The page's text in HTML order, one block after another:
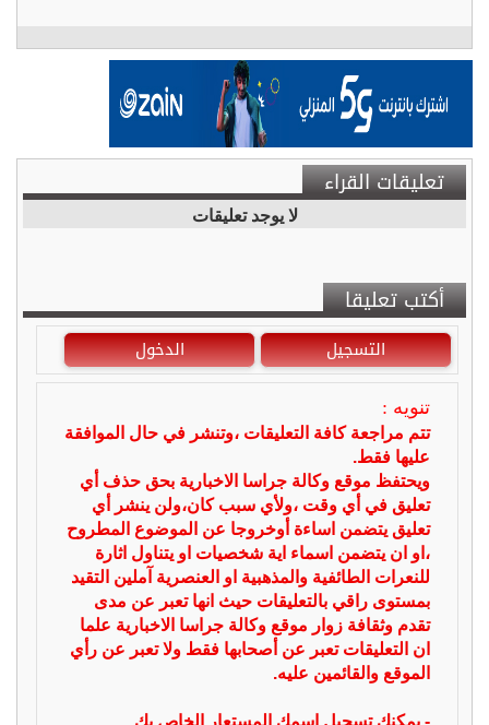
تعليقات القراء
لا يوجد تعليقات
أكتب تعليقا
التسجيل الدخول
تنويه :
تتم مراجعة كافة التعليقات ،وتنشر في حال الموافقة
عليها فقط.
ويحتفظ موقع وكالة جراسا الاخبارية بحق حذف أي
تعليق في أي وقت ،ولأي سبب كان،ولن ينشر أي
تعليق يتضمن اساءة أوخروجا عن الموضوع المطروح
،او ان يتضمن اسماء اية شخصيات او يتناول اثارة
للنعرات الطائفية والمذهبية او العنصرية آملين التقيد
بمستوى راقي بالتعليقات حيث انها تعبر عن مدى
تقدم وثقافة زوار موقع وكالة جراسا الاخبارية علما
ان التعليقات تعبر عن أصحابها فقط ولا تعبر عن رأي
الموقع والقائمين عليه.